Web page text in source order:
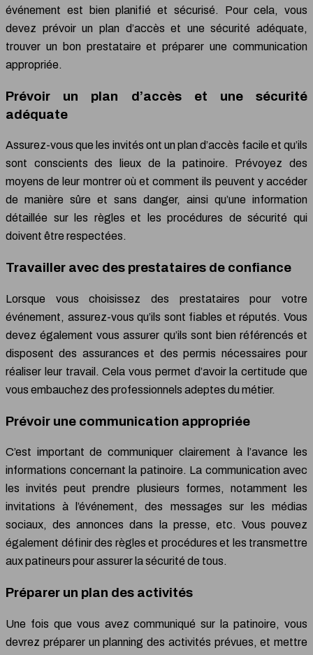
événement est bien planifié et sécurisé. Pour cela, vous
devez prévoir un plan d’accès et une sécurité adéquate,
trouver un bon prestataire et préparer une communication
appropriée.
Prévoir un plan d’accès et une sécurité
adéquate
Assurez-vous que les invités ont un plan d’accès facile et qu’ils
sont conscients des lieux de la patinoire. Prévoyez des
moyens de leur montrer où et comment ils peuvent y accéder
de manière sûre et sans danger, ainsi qu’une information
détaillée sur les règles et les procédures de sécurité qui
doivent être respectées.
Travailler avec des prestataires de confiance
Lorsque vous choisissez des prestataires pour votre
événement, assurez-vous qu’ils sont fiables et réputés. Vous
devez également vous assurer qu’ils sont bien référencés et
disposent des assurances et des permis nécessaires pour
réaliser leur travail. Cela vous permet d’avoir la certitude que
vous embauchez des professionnels adeptes du métier.
Prévoir une communication appropriée
C’est important de communiquer clairement à l’avance les
informations concernant la patinoire. La communication avec
les invités peut prendre plusieurs formes, notamment les
invitations à l’événement, des messages sur les médias
sociaux, des annonces dans la presse, etc. Vous pouvez
également définir des règles et procédures et les transmettre
aux patineurs pour assurer la sécurité de tous.
Préparer un plan des activités
Une fois que vous avez communiqué sur la patinoire, vous
devrez préparer un planning des activités prévues, et mettre